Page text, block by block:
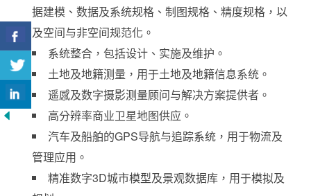
据建模、数据及系统规格、制图规格、精度规格，以
及空间与非空间规范化。
系统整合，包括设计、实施及维护。
土地及地籍测量，用于土地及地籍信息系统。
遥感及数字摄影测量顾问与解决方案提供者。
高分辨率商业卫星地图供应。
汽车及船舶的GPS导航与追踪系统，用于物流及
管理应用。
精准数字3D城市模型及景观数据库，用于模拟及